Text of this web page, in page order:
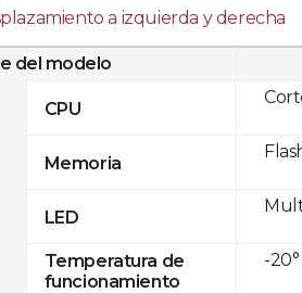
a izquierda y derecha
del modelo
CPU
Memoria
LED
Temperatura de
funcionamiento
-20°